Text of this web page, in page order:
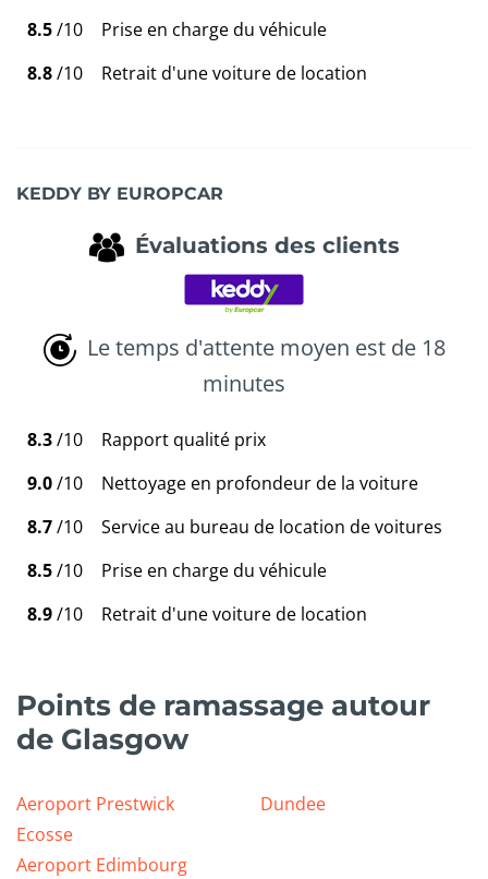
8.5/10
Prise en charge du véhicule
8.8/10 Retrait d'une voiture de location
KEDDY BY EUROPCAR
Évaluations des clients
Le temps d'attente moyen est de 18
minutes
8.3/10
Rapport qualité prix
9.0/10
Nettoyage en profondeur de la voiture
8.7/10
Service au bureau de location de voitures
8.5/10
Prise en charge du véhicule
8.9/10 Retrait d'une voiture de location
Points de ramassage autour
de Glasgow
Aeroport Prestwick
Ecosse
Aeroport Edimbourg
Dundee